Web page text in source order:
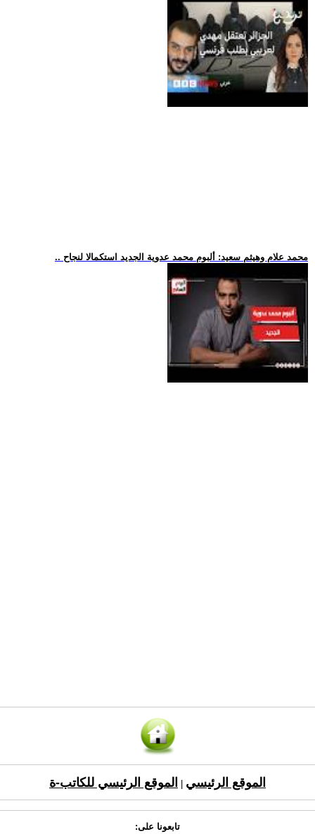
.. محمد علام وهيثم سعيد: ألبوم محمد عدوية الجديد استكمالا لنجاح
الموقع الرئيسي الموقع الرئيسي للكاتب-ة
تابعونا على: